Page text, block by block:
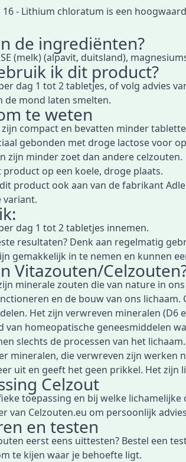
16 - Lithium chloratum is een
de ingrediënten?
(melk) (alpavit, duitsland),
ik dit product?
dag 1 tot 2 tabletjes, of volg advies
de mond laten smelten.
te weten
compact en bevatten minder
gebonden met droge lactose voor
zijn minder zoet dan andere celzouten.
product op een koele, droge plaats.
product ook aan van de fabrikant
variant.
dag 1 tot 2 tabletjes innemen.
resultaten? Denk aan regelmatig
gemakkelijk in te nemen en kunnen
Vitazouten/
minerale zouten die van nature in
en de bouw van ons
Het zijn verwreven mineralen
van homeopatische geneesmiddelen
slechts de processen van het lichaam.
mineralen, die verwreven zijn
uit en geeft het geen prikkel. Het zijn
Celzout
toepassing en bij welke
van Celzouten.eu om persoonlijk
en testen
eerst eens uittesten? Bestel een
te kijen waar je behoefte ligt.